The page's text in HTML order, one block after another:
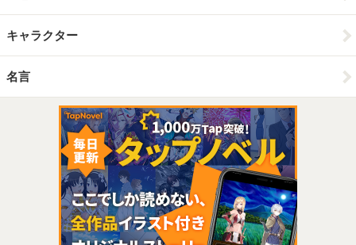
キャラクター
名言